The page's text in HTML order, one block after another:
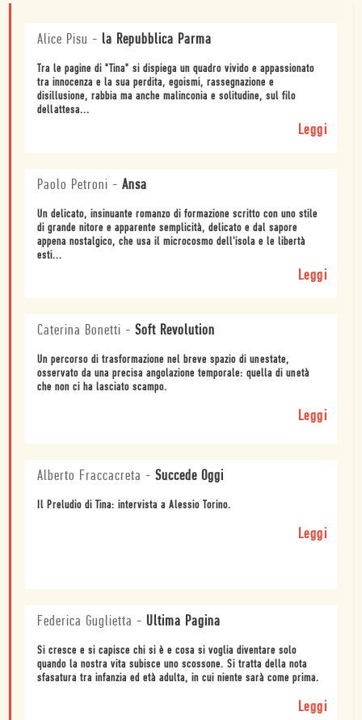
Alice Pisu - la Repubblica Parma
Tra le pagine di "Tina" si dispiega un quadro vivido e appassionato
tra innocenza e la sua perdita, egoismi, rassegnazione e
disillusione, rabbia ma anche malinconia e solitudine, sul filo
dellattesa...
Leggi
Paolo Petroni - Ansa
Un delicato, insinuante romanzo di formazione scritto con uno stile
di grande nitore e apparente semplicità, delicato e dal sapore
appena nostalgico, che usa il microcosmo dell'isola e le libertà
esti...
Leggi
Caterina Bonetti - Soft Revolution
Un percorso di trasformazione nel breve spazio di unestate,
osservato da una precisa angolazione temporale: quella di unetà
che non ci ha lasciato scampo.
Leggi
Alberto Fraccacreta - Succede Oggi
Il Preludio di Tina: intervista a Alessio Torino.
Leggi
Federica Guglietta - Ultima Pagina
Si cresce e si capisce chi si è e cosa si voglia diventare solo
quando la nostra vita subisce uno scossone. Si tratta della nota
sfasatura tra infanzia ed età adulta, in cui niente sarà come prima.
Leggi